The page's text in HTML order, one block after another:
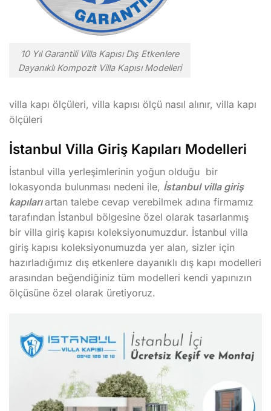
10 Yıl Garantili Villa Kapısı Dış Etkenlere
Dayanıklı Kompozit Villa Kapısı Modelleri
villa kapı ölçüleri, villa kapısı ölçü nasıl alınır, villa kapı
ölçüleri
İstanbul Villa Giriş Kapıları Modelleri
İstanbul villa yerleşimlerinin yoğun olduğu bir
lokasyonda bulunması nedeni ile, İstanbul villa giriş
kapılarıartan talebe cevap verebilmek adına firmamız
tarafından İstanbul bölgesine özel olarak tasarlanmış
bir villa giriş kapısı koleksiyonumuzdur. İstanbul villa
giriş kapısı koleksiyonumuzda yer alan, sizler için
hazırladığımız dış etkenlere dayanıklı dış kapı modelleri
arasından beğendiğiniz tüm modelleri kendi yapınızın
ölçüsüne özel olarak üretiyoruz.